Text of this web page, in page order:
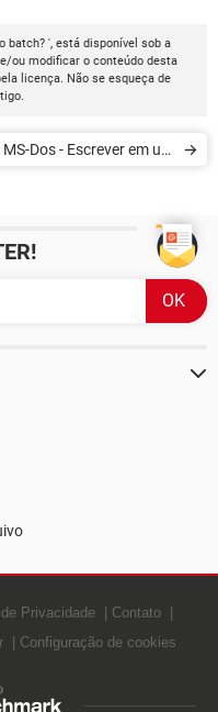
batch? ', está disponível sob a
ou modificar o conteúdo desta
licença. Não se esqueça de
MS-Dos - Escrever em um
Privacidade
Contato
Configuração de cookies